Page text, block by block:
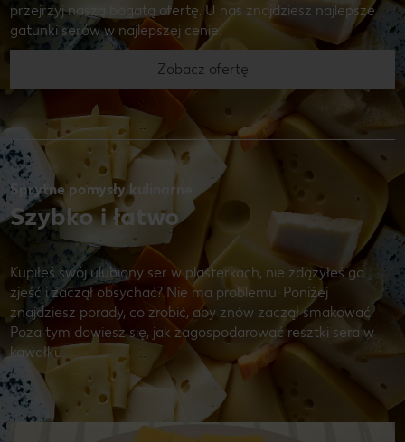
przejrzyj naszą bogatą ofertę. U nas znajdziesz najlepsze
gatunki serów w najlepszej cenie.
Zobacz ofertę
Sprytne pomysły kulinarne
Szybko i łatwo
Kupiłeś swój ulubiony ser w plasterkach, nie zdążyłeś go
zjeść i zaczął obsychać? Nie ma problemu! Poniżej
znajdziesz porady, co zrobić, aby znów zaczął smakować.
Poza tym dowiesz się, jak zagospodarować resztki sera w
kawałku.